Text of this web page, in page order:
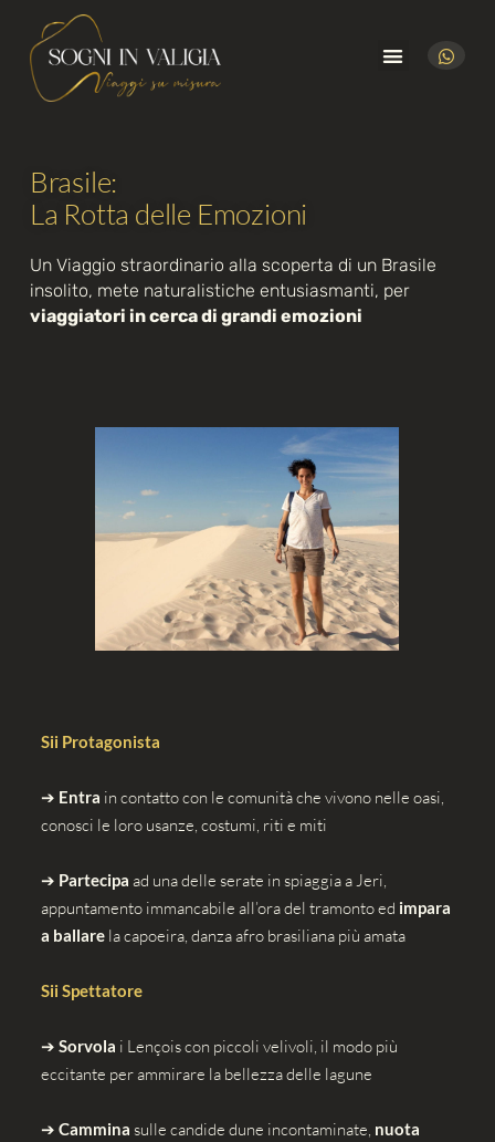
Brasile:
La Rotta delle Emozioni
Un Viaggio straordinario alla scoperta di un Brasile
insolito, mete naturalistiche entusiasmanti, per
viaggiatori in cerca di grandi emozioni
Sii Protagonista
➔ Entra in contatto con le comunità che vivono nelle oasi,
conosci le loro usanze, costumi, riti e miti
➔ Partecipa ad una delle serate in spiaggia a Jeri,
appuntamento immancabile all’ora del tramonto ed impara
a ballarela capoeira, danza afro brasiliana più amata
Sii Spettatore
➔ Sorvola i Lençois con piccoli velivoli, il modo più
eccitante per ammirare la bellezza delle lagune
➔ Cammina sulle candide dune incontaminate, nuota